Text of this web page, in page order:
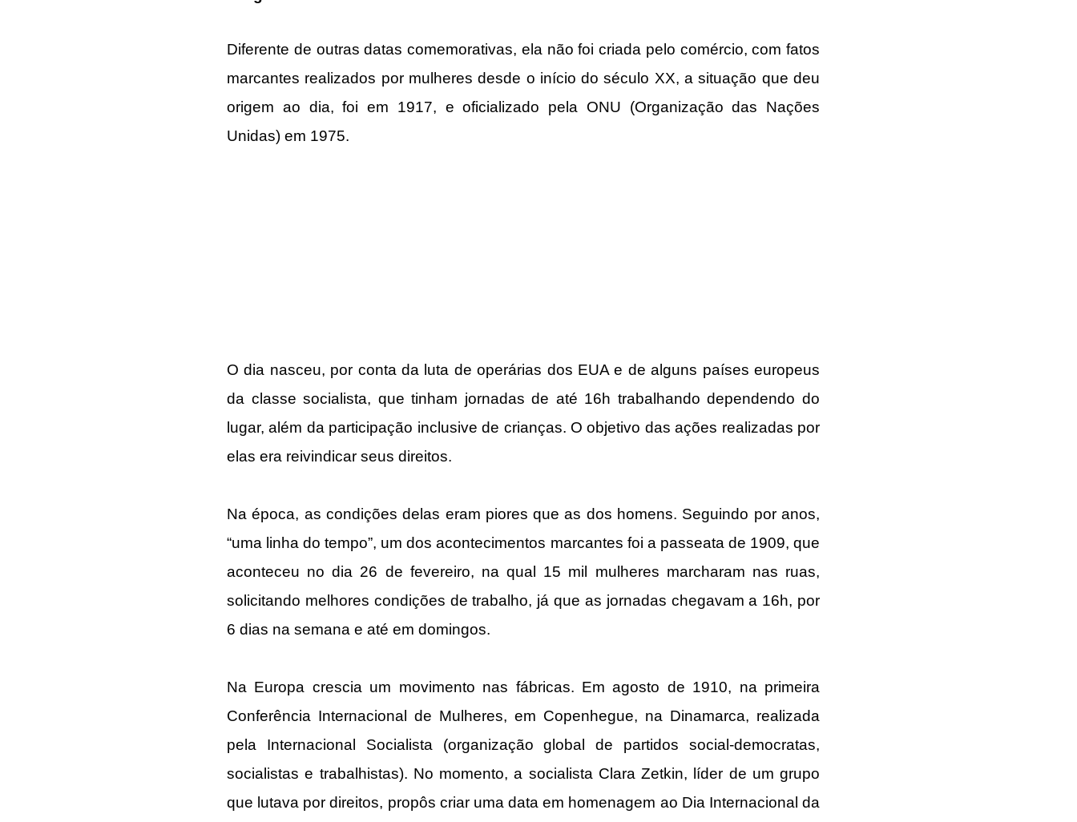
Diferente de outras datas comemorativas, ela não foi criada pelo comércio, com fatos
marcantes realizados por mulheres desde o início do século XX, a situação que deu
origem ao dia, foi em 1917, e oficializado pela ONU (Organização das Nações
Unidas) em 1975.
O dia nasceu, por conta da luta de operárias dos EUA e de alguns países europeus
da classe socialista, que tinham jornadas de até 16h trabalhando dependendo do
lugar, além da participação inclusive de crianças. O objetivo das ações realizadas por
elas era reivindicar seus direitos.
Na época, as condições delas eram piores que as dos homens. Seguindo por anos,
“uma linha do tempo”, um dos acontecimentos marcantes foi a passeata de 1909, que
aconteceu no dia 26 de fevereiro, na qual 15 mil mulheres marcharam nas ruas,
solicitando melhores condições de trabalho, já que as jornadas chegavam a 16h, por
6 dias na semana e até em domingos.
Na Europa crescia um movimento nas fábricas. Em agosto de 1910, na primeira
Conferência Internacional de Mulheres, em Copenhegue, na Dinamarca, realizada
pela Internacional Socialista (organização global de partidos social-democratas,
socialistas e trabalhistas). No momento, a socialista Clara Zetkin, líder de um grupo
que lutava por direitos, propôs criar uma data em homenagem ao Dia Internacional da